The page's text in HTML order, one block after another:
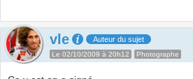
vle Auteur du sujet
Le 02/10/2009 à 20h12 Photographe